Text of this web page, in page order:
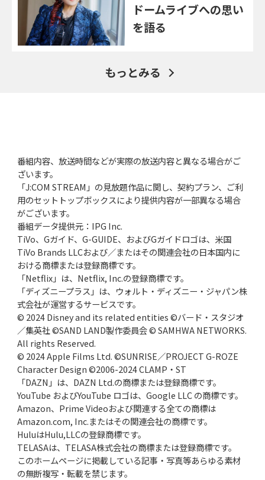
ドームライブへの思い
を語る
もっとみる
番組内容、放送時間などが実際の放送内容と異なる場合がご
ざいます。
「J:COM STREAM」の見放題作品に関し、契約プラン、ご利
用のセットトップボックスにより提供内容が一部異なる場合
がございます。
番組データ提供元：IPG Inc.
TiVo、Gガイド、G-GUIDE、およびGガイドロゴは、米国
TiVo Brands LLCおよび／またはその関連会社の日本国内に
おける商標または登録商標です。
「Netflix」は、Netflix, Inc.の登録商標です。
「ディズニープラス」は、ウォルト・ディズニー・ジャパン株
式会社が運営するサービスです。
© 2024 Disney and its related entities ©バード・スタジオ
／集英社 ©SAND LAND製作委員会 © SAMHWA NETWORKS.
All rights Reserved.
© 2024 Apple Films Ltd. ©SUNRISE／PROJECT G-ROZE
Character Design ©2006-2024 CLAMP・ST
「DAZN」は、DAZN Ltd.の商標または登録商標です。
YouTube およびYouTube ロゴは、Google LLC の商標です。
Amazon、Prime Videoおよび関連する全ての商標は
Amazon.com, Inc.またはその関連会社の商標です。
HuluはHulu,LLCの登録商標です。
TELASAは、TELASA株式会社の商標または登録商標です。
このホームページに掲載している記事・写真等あらゆる素材
の無断複写・転載を禁じます。